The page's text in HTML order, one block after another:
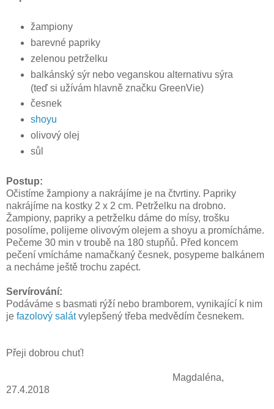
žampiony
barevné papriky
zelenou petrželku
balkánský sýr nebo veganskou alternativu sýra
(teď si užívám hlavně značku GreenVie)
česnek
shoyu
olivový olej
sůl
Postup:
Očistíme žampiony a nakrájíme je na čtvrtiny. Papriky
nakrájíme na kostky 2 x 2 cm. Petrželku na drobno.
Žampiony, papriky a petrželku dáme do mísy, trošku
posolíme, polijeme olivovým olejem a shoyu a promícháme.
Pečeme 30 min v troubě na 180 stupňů. Před koncem
pečení vmícháme namačkaný česnek, posypeme balkánem
a necháme ještě trochu zapéct.
Servírování:
Podáváme s basmati rýží nebo bramborem, vynikající k nim
je fazolový salátvylepšený třeba medvědím česnekem.
Přeji dobrou chuť!
Magdaléna,
27.4.2018